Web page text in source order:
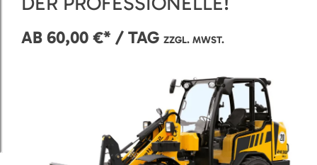
AB 60,00 €* / TAG ZZGL. MWST.